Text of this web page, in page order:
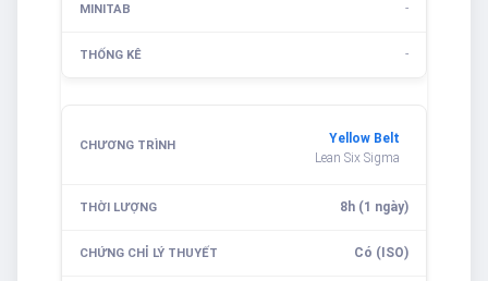
-
-
Yellow Belt
Lean Six Sigma
8h (1 ngày)
Có (ISO)